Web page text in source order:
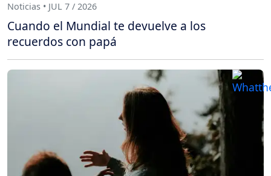
Noticias • JUL 7 / 2026
Cuando el Mundial te devuelve a los
recuerdos con papá